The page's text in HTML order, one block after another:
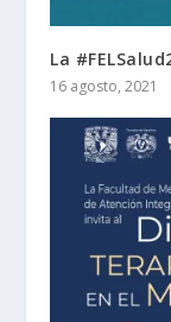
La
16 agosto, 2021